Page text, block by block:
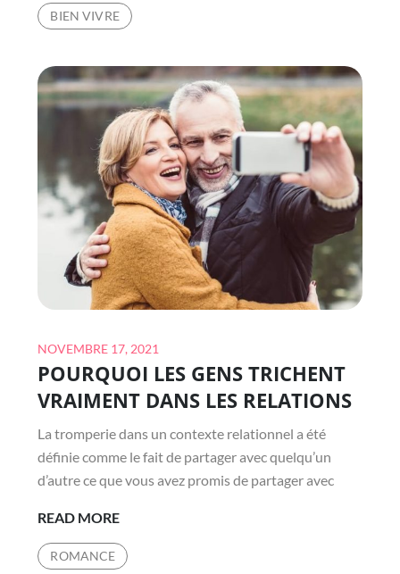
COMMOTIONS
BIEN VIVRE
Posted
on
NOVEMBRE 17, 2021
POURQUOI LES GENS TRICHENT
VRAIMENT DANS LES RELATIONS
La tromperie dans un contexte relationnel a été
définie comme le fait de partager avec quelqu’un
d’autre ce que vous avez promis de partager avec
READ MOREPOURQUOI
GENS
ROMANCE